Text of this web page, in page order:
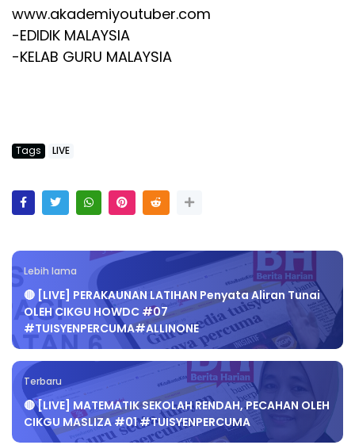
www.akademiyoutuber.com
-EDIDIK MALAYSIA
-KELAB GURU MALAYSIA
Tags LIVE
Lebih lama
🔴 [LIVE] PERAKAUNAN LATIHAN Penyata Aliran Tunai
OLEH CIKGU HOWDC #07
#TUISYENPERCUMA#ALLINONE
Terbaru
🔴 [LIVE] MATEMATIK SEKOLAH RENDAH, PECAHAN OLEH
CIKGU MASLIZA #01 #TUISYENPERCUMA